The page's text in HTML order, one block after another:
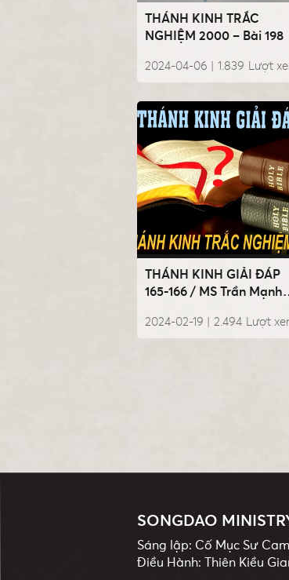
THÁNH KINH TRẮC
NGHIỆM 2000 – Bài 198
2024-04-06 | Lượt
1.839
THÁNH KINH GIẢI ĐÁP
165-166 / MS Trần Mạnh
2024-02-19 | Lượt
2.494
SONGDAO
Sáng lập: Cố Mục Sư
Điều Hành: Thiên Kiều